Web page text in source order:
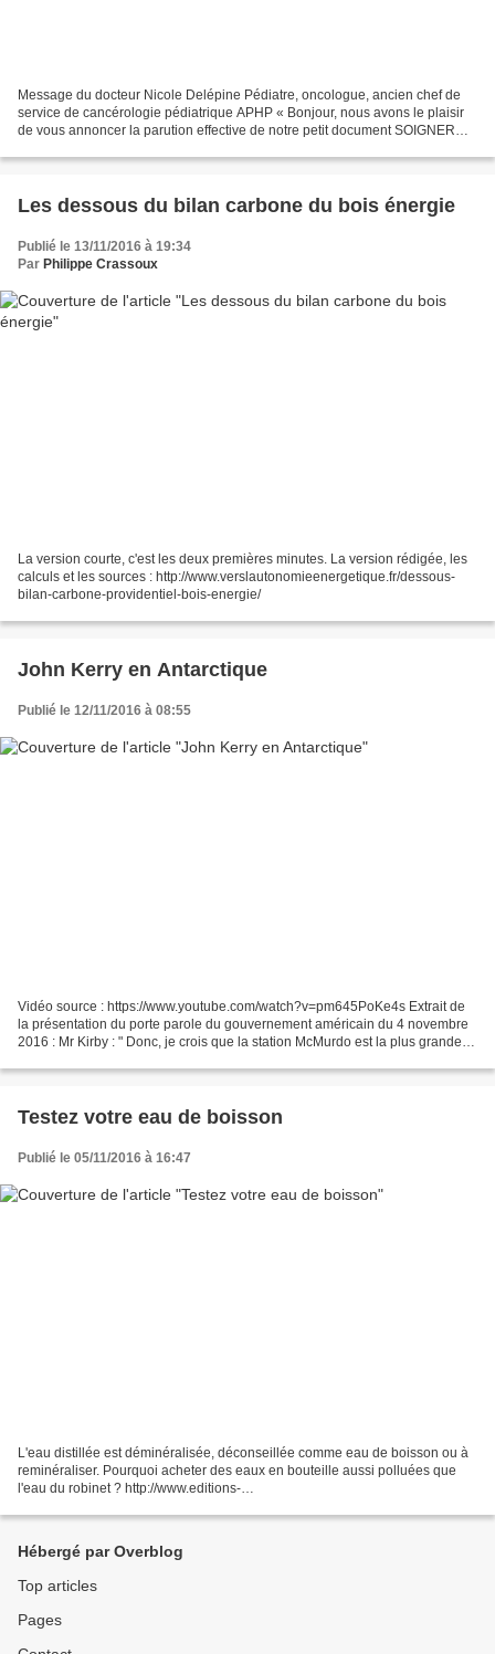
Message du docteur Nicole Delépine Pédiatre, oncologue, ancien chef de
service de cancérologie pédiatrique APHP « Bonjour, nous avons le plaisir
de vous annoncer la parution effective de notre petit document SOIGNER
Les dessous du bilan carbone du bois énergie
Publié le 13/11/2016 à 19:34
Par Philippe Crassoux
La version courte, c'est les deux premières minutes. La version rédigée, les
calculs et les sources : http://www.verslautonomieenergetique.fr/dessous-
bilan-carbone-providentiel-bois-energie/
John Kerry en Antarctique
Publié le 12/11/2016 à 08:55
Vidéo source : https://www.youtube.com/watch?v=pm645PoKe4s Extrait de
la présentation du porte parole du gouvernement américain du 4 novembre
2016 : Mr Kirby : " Donc, je crois que la station McMurdo est la plus grande
Testez votre eau de boisson
Publié le 05/11/2016 à 16:47
L'eau distillée est déminéralisée, déconseillée comme eau de boisson ou à
reminéraliser. Pourquoi acheter des eaux en bouteille aussi polluées que
l'eau du robinet ? http://www.editions-
Hébergé par Overblog
Top articles
Pages